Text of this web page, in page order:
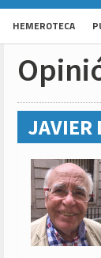
HEMEROTECA
JAVIER